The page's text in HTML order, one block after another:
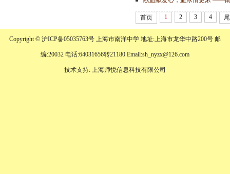
首页 1 2 3 4
Copyright © 沪ICP备05035763号 上海市南洋中学 地址:上海市龙华中路200号 邮
编:20032 电话:64031656转21180 Email:sh_nyzx@126.com
技术支持: 上海师悦信息科技有限公司